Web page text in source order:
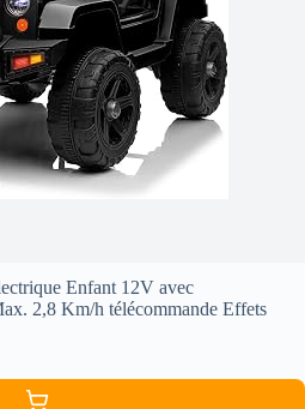
Enfant 12V avec
2,8 Km/h télécommande Effets